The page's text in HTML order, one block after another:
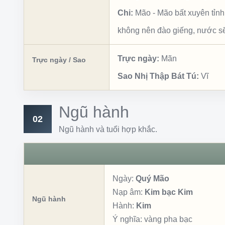
Chi: Mão - Mão bất xuyên tỉnh
không nên đào giếng, nước
Trực ngày / Sao Trực ngày: Mãn
Sao Nhị Thập Bát Tú: Vĩ
02 Ngũ hành
Ngũ hành và tuổi hợp khắc.
Ngũ hành
Ngày: Quý Mão
Nạp âm: Kim bạc Kim
Hành: Kim
Ý nghĩa: vàng pha bạc